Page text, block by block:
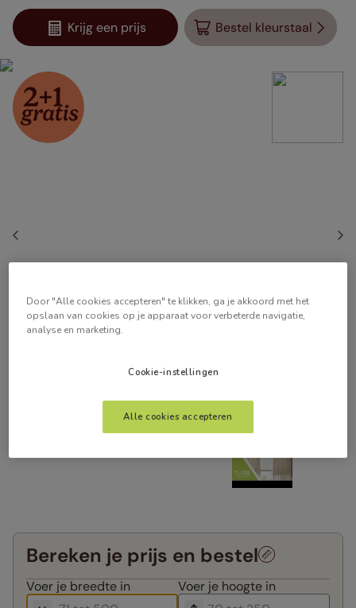
Krijg een prijs Bestel kleurstaal
Bereken je prijs en bestel
Voer je breedte in Voer je hoogte in
Door "Alle cookies accepteren" te klikken, ga je akkoord met het
opslaan van cookies op je apparaat voor verbeterde navigatie,
analyse en marketing.
Cookie-instellingen
Alle cookies accepteren